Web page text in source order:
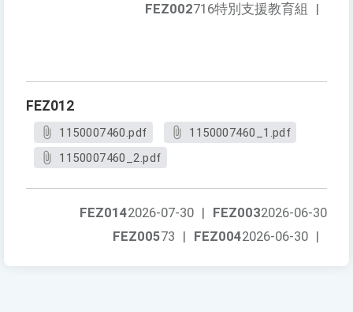
FEZ002716特別支援教育組 |
FEZ012
1150007460.pdf
1150007460_1.pdf
1150007460_2.pdf
FEZ0032026-06-30
FEZ0142026-07-30 |
FEZ0042026-06-30 |
FEZ00573 |